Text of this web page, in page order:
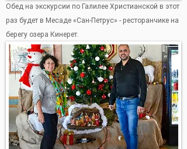
Обед на экскурсии по Галилее Христианской в этот
раз будет в Месаде «Сан-Петрус» - ресторанчике на
берегу озера Кинерет.